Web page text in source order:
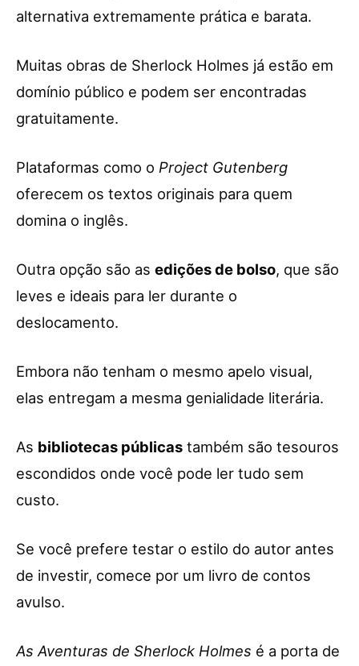
alternativa extremamente prática e barata.
Muitas obras de Sherlock Holmes já estão em
domínio público e podem ser encontradas
gratuitamente.
Plataformas como o Project Gutenberg
oferecem os textos originais para quem
domina o inglês.
Outra opção são as edições de bolso, que são
leves e ideais para ler durante o
deslocamento.
Embora não tenham o mesmo apelo visual,
elas entregam a mesma genialidade literária.
As bibliotecas públicas também são tesouros
escondidos onde você pode ler tudo sem
custo.
Se você prefere testar o estilo do autor antes
de investir, comece por um livro de contos
avulso.
As Aventuras de Sherlock Holmes é a porta de